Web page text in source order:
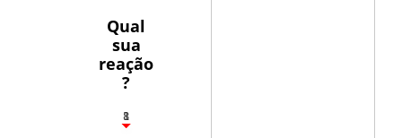
Qual
sua
reação
?
1
8